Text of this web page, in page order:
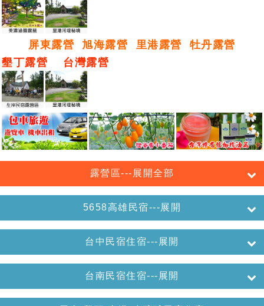
屏東露營 旭海露營 里港露營
牡丹露營
墾丁露營
台灣露營
露營區---展開全部
5658高雄民宿---展開
台中民宿住宿---展開
台南民宿住宿---展開